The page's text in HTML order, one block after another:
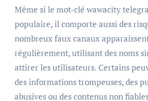
Même si le mot-clé wawacity
populaire, il comporte aussi des
nombreux faux canaux
régulièrement, utilisant des noms
attirer les utilisateurs. Certains
des informations trompeuses, des
abusives ou des contenus non